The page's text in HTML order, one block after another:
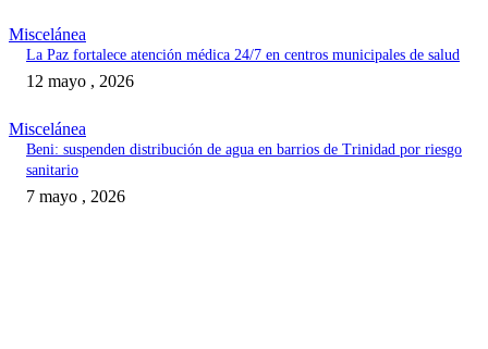
Miscelánea
La Paz fortalece atención médica 24/7 en centros municipales de salud
12 mayo , 2026
Miscelánea
Beni: suspenden distribución de agua en barrios de Trinidad por riesgo
sanitario
7 mayo , 2026